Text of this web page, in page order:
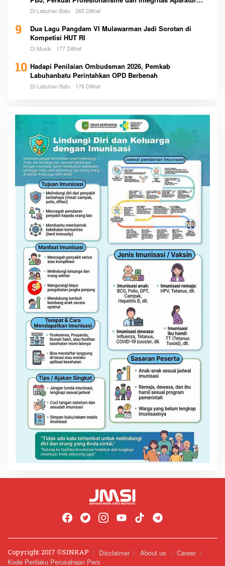
Pemerintah
Di Labuhan Batu 265 Dilihat
9
Dua Lagu Pangdam VI Mulawarman Jadi Sorotan di
Kompetisi HUT RI
Di Musik 177 Dilihat
10 Hadapi Penilaian Ombudsman 2026, Pemkab
Labuhanbatu Perintahkan OPD Berbenah
Di Labuhan Batu 176 Dilihat
Copyright 2017 ©️SINKAP Disclaimer About us
Career
Kode Perilaku Perusahaan Pers